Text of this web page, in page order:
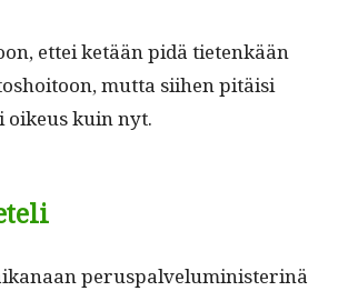
ettei ketään pidä tietenkään
mut­ta siihen pitäisi
oikeus kuin nyt.
perus­palve­lu­min­is­ter­inä